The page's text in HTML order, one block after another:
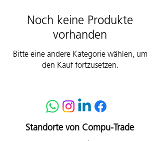
Noch keine Produkte
vorhanden
Bitte eine andere Kategorie wählen, um
den Kauf fortzusetzen.
Standorte von Compu-Trade